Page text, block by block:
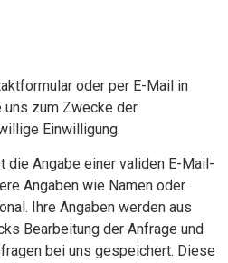
oder per E-Mail in
uns zum Zwecke der
Einwilligung.
die Angabe einer validen E-Mail-
Angaben wie Namen oder
Ihre Angaben werden aus
Bearbeitung der Anfrage und
bei uns gespeichert. Diese